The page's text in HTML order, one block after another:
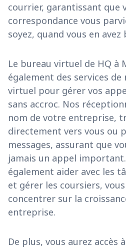
courrier, garantissant que
correspondance vous
soyez, quand vous en avez
Le bureau virtuel de HQ à
également des services
virtuel pour gérer vos
sans accroc. Nos
nom de votre entreprise,
directement vers vous ou
messages, assurant que
jamais un appel
également aider avec les
et gérer les coursiers,
concentrer sur la
entreprise.
De plus, vous aurez accès